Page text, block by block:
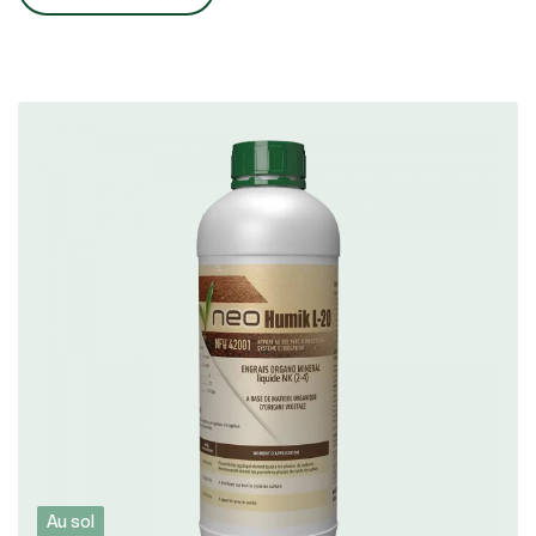
en eau.
l’eau par leur forte capacité de rétention
des polluants organiques (pesticides,
hydrocarbures…) et minéraux (éléments
traces métalliques).
Elles influencent également la qualité de
l’air, par le stockage de l’émission de gaz à
effet de serre. Elles ont un rôle de puits ou
d’émetteur de carbone (principalement
sous forme de CO2). Certains
changements d’usages des pratiques
agricoles favorisent le stockage du
carbone dans les sols (conversion de
Au sol